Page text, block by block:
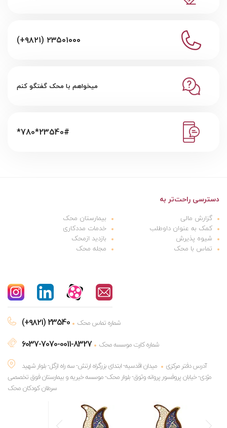
(+۹۸۲۱) ۲۳۵۰۱۰۰۰
میخواهم با محک گفتگو کنم
*780*23540#
دسترسی راحت‌تر به
گزارش مالی
بیمارستان محک
کمک به عنوان داوطلب
خدمات مددکاری
شیوه پذیرش
بازدید ازمحک
تماس با محک
مجله محک
(+۹۸۲۱) 23540 شماره تماس محک
6037-7070-0011-8327
شماره کارت موسسه محک
آدرس دفتر مرکزی
میدان اقدسیه- ابتدای بزرگراه ارتش- سه راه ازگل- بلوار شهید
مژدی- خیابان پروفسور پروانه وثوق- بلوار محک- موسسه خیریه و بیمارستان فوق تخصصی
سرطان کودکان محک